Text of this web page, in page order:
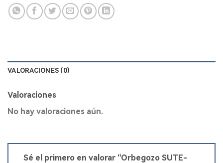
VALORACIONES (0)
Valoraciones
No hay valoraciones aún.
Sé el primero en valorar “Orbegozo SUTE-